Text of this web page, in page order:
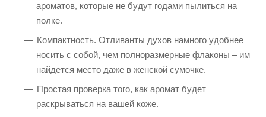
ароматов, которые не будут годами пылиться на
полке.
Компактность. Отливанты духов намного удобнее
носить с собой, чем полноразмерные флаконы – им
найдется место даже в женской сумочке.
Простая проверка того, как аромат будет
раскрываться на вашей коже.